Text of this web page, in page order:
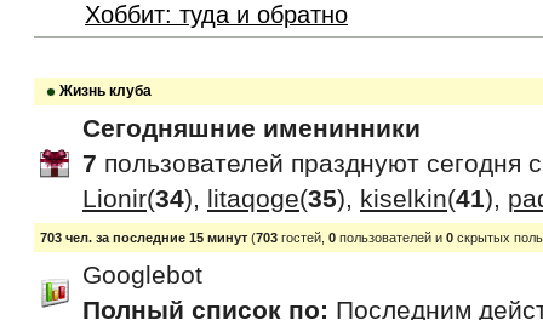
Хоббит: туда и обратно
Жизнь клуба
Сегодняшние именинники
7 пользователей празднуют сегодня
Lionir(34), litaqoge(35), kiselkin(41),
703 чел. за последние 15 минут (703 гостей, 0 пользователей и 0 скрытых
Googlebot
Полный список по: Последним